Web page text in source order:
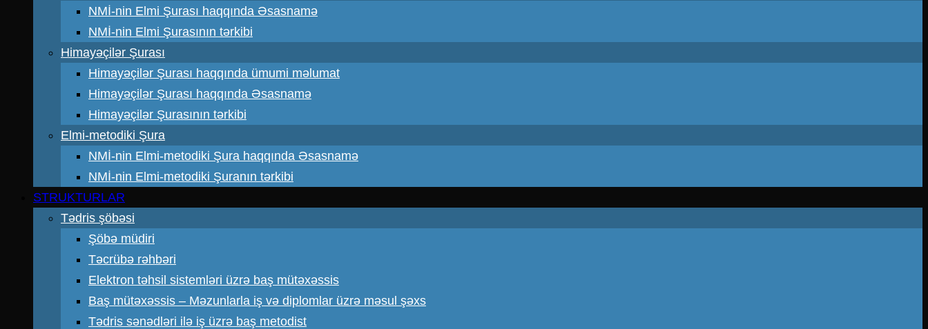
NMİ-nin Elmi Şurası haqqında Əsasnamə
NMİ-nin Elmi Şurasının tərkibi
Himayəçilər Şurası
Himayəçilər Şurası haqqında ümumi məlumat
Himayəçilər Şurası haqqında Əsasnamə
Himayəçilər Şurasının tərkibi
Elmi-metodiki Şura
NMİ-nin Elmi-metodiki Şura haqqında Əsasnamə
NMİ-nin Elmi-metodiki Şuranın tərkibi
STRUKTURLAR
Tədris şöbəsi
Şöbə müdiri
Təcrübə rəhbəri
Elektron təhsil sistemləri üzrə baş mütəxəssis
Baş mütəxəssis – Məzunlarla iş və diplomlar üzrə məsul şəxs
Tədris sənədləri ilə iş üzrə baş metodist